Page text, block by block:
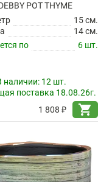
POT THYME
15 см.
14 см.
по
6 шт.
наличии: 12 шт.
поставка 18.08.26г.
1 808 ₽
shopping_cart